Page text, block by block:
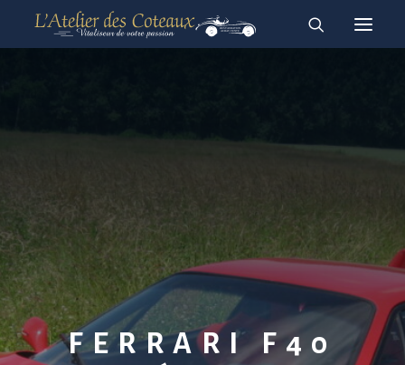
RESTAURATION
ACHAT-VENTE
À vendre
English
Français
FERRARI F40